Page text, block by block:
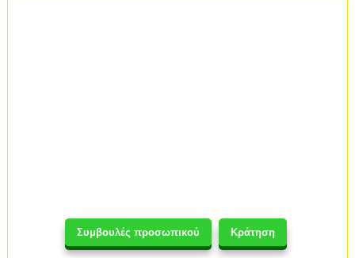
Συμβουλές προσωπικού Κράτηση